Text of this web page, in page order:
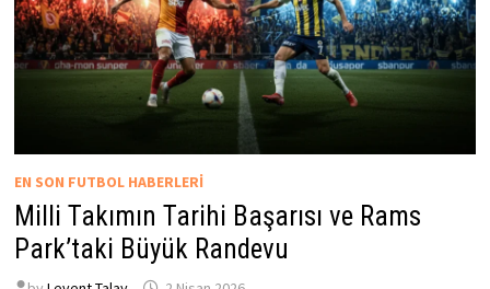
EN SON FUTBOL HABERLERI
Milli Takımın Tarihi Başarısı ve Rams
Park’taki Büyük Randevu